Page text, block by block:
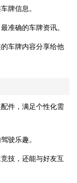
牌信息。
准确的车牌资讯。
车牌内容分享给他
件，满足个性化需
驶乐趣。
技，还能与好友互